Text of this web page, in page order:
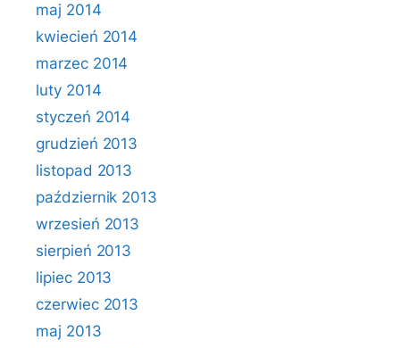
maj 2014
kwiecień 2014
marzec 2014
luty 2014
styczeń 2014
grudzień 2013
listopad 2013
październik 2013
wrzesień 2013
sierpień 2013
lipiec 2013
czerwiec 2013
maj 2013